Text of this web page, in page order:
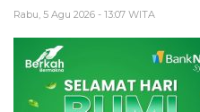
Rabu, 5 Agu 2026 - 13:07 WITA